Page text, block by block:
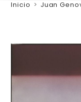
Inicio > Juan